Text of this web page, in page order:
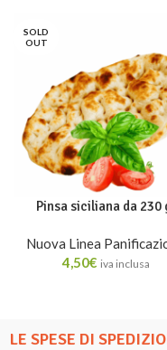
SOLD
OUT
Pinsa siciliana da 230
Nuova Linea
4,50€ iva inclusa
LE SPESE DI